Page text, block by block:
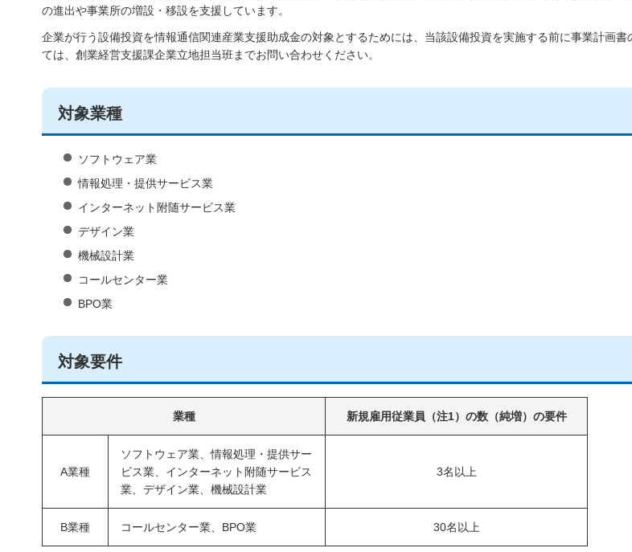
の進出や事業所の増設・移設を支援しています。
企業が行う設備投資を情報通信関連産業支援助成金の対象とするためには、当該設備投資を実施する前に事業計画
ては、創業経営支援課企業立地担当班までお問い合わせください。
対象業種
ソフトウェア業
情報処理・提供サービス業
インターネット附随サービス業
デザイン業
機械設計業
コールセンター業
BPO業
対象要件
業種 新規雇用従業員（注1）の数（純増）の要件
A業種
ソフトウェア業、情報処理・提供サー
ビス業、インターネット附随サービス
業、デザイン業、機械設計業
3名以上
B業種 コールセンター業、BPO業 30名以上